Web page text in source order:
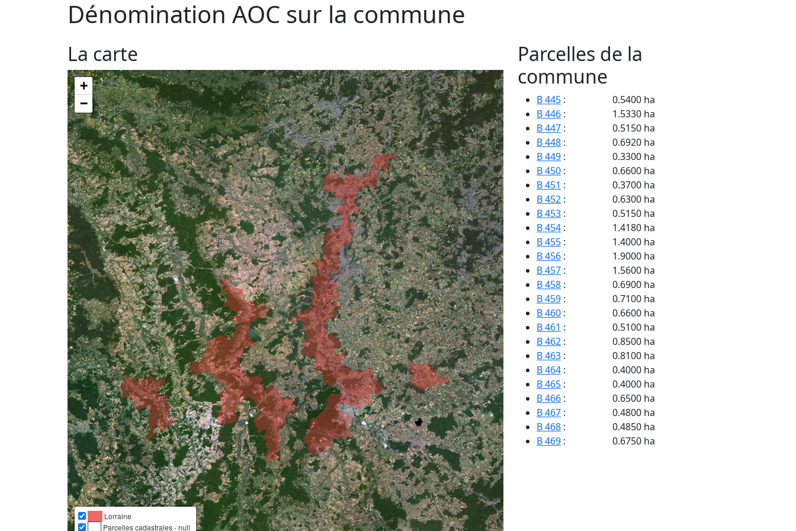
Dénomination AOC sur la commune
La carte
+
−
Lorraine
Parcelles cadastrales - null
Parcelles de la
commune
B 445 :
0.5400 ha
B 446 :
1.5330 ha
B 447 :
0.5150 ha
B 448 :
0.6920 ha
B 449 :
0.3300 ha
B 450 :
0.6600 ha
B 451 :
0.3700 ha
B 452 :
0.6300 ha
B 453 :
0.5150 ha
B 454 :
1.4180 ha
B 455 :
1.4000 ha
B 456 :
1.9000 ha
B 457 :
1.5600 ha
B 458 :
0.6900 ha
B 459 :
0.7100 ha
B 460 :
0.6600 ha
B 461 :
0.5100 ha
B 462 :
0.8500 ha
B 463 :
0.8100 ha
B 464 :
0.4000 ha
B 465 :
0.4000 ha
B 466 :
0.6500 ha
B 467 :
0.4800 ha
B 468 :
0.4850 ha
B 469 :
0.6750 ha